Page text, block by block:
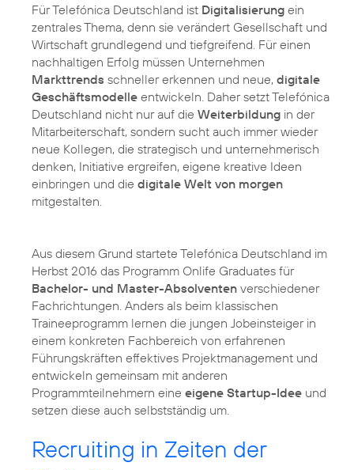
Für Telefónica Deutschland ist Digitalisierung ein
zentrales Thema, denn sie verändert Gesellschaft und
Wirtschaft grundlegend und tiefgreifend. Für einen
nachhaltigen Erfolg müssen Unternehmen
Markttrends schneller erkennen und neue, digitale
Geschäftsmodelle entwickeln. Daher setzt Telefónica
Deutschland nicht nur auf die Weiterbildung in der
Mitarbeiterschaft, sondern sucht auch immer wieder
neue Kollegen, die strategisch und unternehmerisch
denken, Initiative ergreifen, eigene kreative Ideen
einbringen und die digitale Welt von morgen
mitgestalten.
Aus diesem Grund startete Telefónica Deutschland im
Herbst 2016 das Programm Onlife Graduates für
Bachelor- und Master-Absolventen verschiedener
Fachrichtungen. Anders als beim klassischen
Traineeprogramm lernen die jungen Jobeinsteiger in
einem konkreten Fachbereich von erfahrenen
Führungskräften effektives Projektmanagement und
entwickeln gemeinsam mit anderen
Programmteilnehmern eine eigene Startup-Idee und
setzen diese auch selbstständig um.
Recruiting in Zeiten der